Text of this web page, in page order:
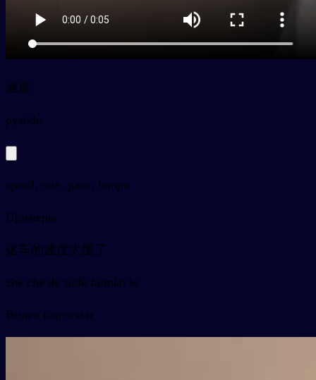
速度
pysùdù
speed, rate, pace, tempo
Примеры
这车的速度太慢了
zhè chē de sùdù tàimàn le
Видео карточки